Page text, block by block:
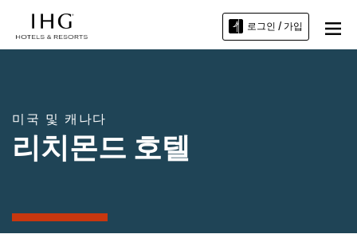
로그인 / 가입
미국 및 캐나다
리치몬드 호텔